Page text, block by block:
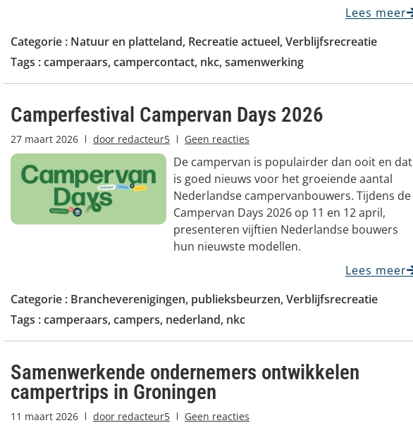
Lees meer
Categorie : Natuur en platteland, Recreatie actueel,Verblijfsrecreatie
Tags :camperaars,campercontact, nkc,samenwerking
Camperfestival Campervan Days 2026
27 maart 2026 door redacteur5 Geen reacties
De campervan is populairder dan ooit en dat
is goed nieuws voor het groeiende aantal
Nederlandse campervanbouwers. Tijdens de
Campervan Days 2026 op 11 en 12 april,
presenteren vijftien Nederlandse bouwers
hun nieuwste modellen.
Lees meer
Categorie : Brancheverenigingen, publieksbeurzen,Verblijfsrecreatie
Tags :camperaars,campers, nederland, nkc
Samenwerkende ondernemers ontwikkelen
campertrips in Groningen
11 maart 2026 door redacteur5 Geen reacties